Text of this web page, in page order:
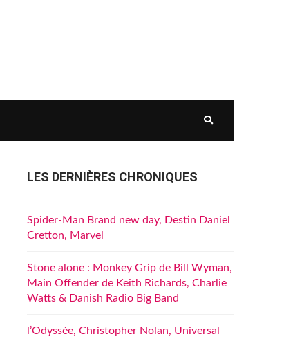
LES DERNIÈRES CHRONIQUES
Spider-Man Brand new day, Destin Daniel
Cretton, Marvel
Stone alone : Monkey Grip de Bill Wyman,
Main Offender de Keith Richards, Charlie
Watts & Danish Radio Big Band
l’Odyssée, Christopher Nolan, Universal